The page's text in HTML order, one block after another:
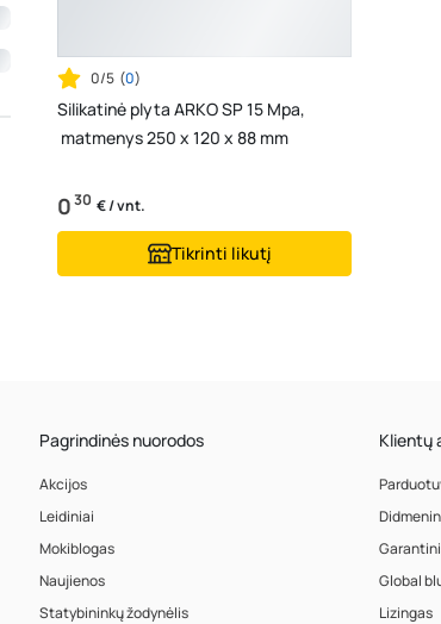
0/5 (0)
Silikatinė plyta ARKO SP 15 Mpa,
matmenys 250 x 120 x 88 mm
030 € / vnt.
Tikrinti likutį
Pagrindinės nuorodos
Akcijos
Leidiniai
Mokiblogas
Naujienos
Statybininkų žodynėlis
Klientų
Global
Lizingas